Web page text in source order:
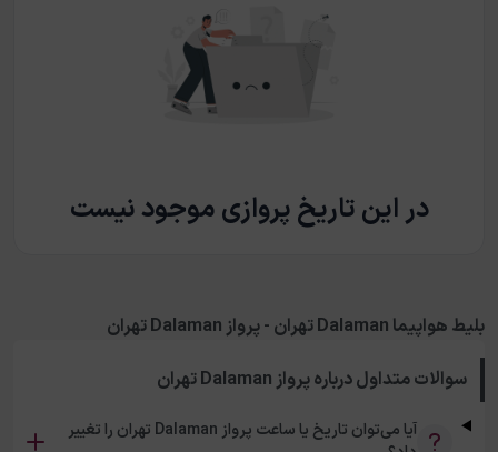
در این تاریخ پروازی موجود نیست
بلیط هواپیما Dalaman تهران - پرواز Dalaman تهران
سوالات متداول دربارهپرواز Dalaman تهران
آیا می‌توان تاریخ یا ساعت پرواز Dalaman تهران را تغییر